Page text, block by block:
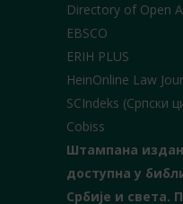
Directory of Open
EBSCO
ERIH PLUS
HeinOnline Law
SCIndeks (Српски
Cobiss
Штампана
доступна у
Србије и света.